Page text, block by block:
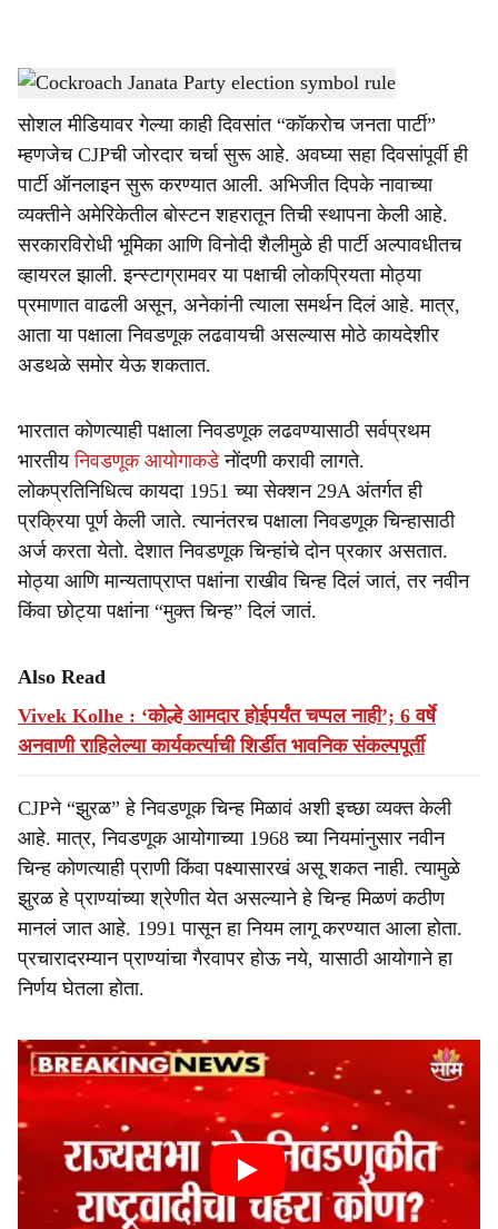
a
r
e
Cockroach Janata Party election symbol rule-Sarkarnama
सोशल मीडियावर गेल्या काही दिवसांत “कॉकरोच जनता पार्टी”
म्हणजेच CJPची जोरदार चर्चा सुरू आहे. अवघ्या सहा दिवसांपूर्वी ही
पार्टी ऑनलाइन सुरू करण्यात आली. अभिजीत दिपके नावाच्या
व्यक्तीने अमेरिकेतील बोस्टन शहरातून तिची स्थापना केली आहे.
सरकारविरोधी भूमिका आणि विनोदी शैलीमुळे ही पार्टी अल्पावधीतच
व्हायरल झाली. इन्स्टाग्रामवर या पक्षाची लोकप्रियता मोठ्या
प्रमाणात वाढली असून, अनेकांनी त्याला समर्थन दिलं आहे. मात्र,
आता या पक्षाला निवडणूक लढवायची असल्यास मोठे कायदेशीर
अडथळे समोर येऊ शकतात.
भारतात कोणत्याही पक्षाला निवडणूक लढवण्यासाठी सर्वप्रथम
भारतीयनिवडणूक आयोगाकडेनोंदणी करावी लागते.
लोकप्रतिनिधित्व कायदा 1951 च्या सेक्शन 29A अंतर्गत ही
प्रक्रिया पूर्ण केली जाते. त्यानंतरच पक्षाला निवडणूक चिन्हासाठी
अर्ज करता येतो. देशात निवडणूक चिन्हांचे दोन प्रकार असतात.
मोठ्या आणि मान्यताप्राप्त पक्षांना राखीव चिन्ह दिलं जातं, तर नवीन
किंवा छोट्या पक्षांना “मुक्त चिन्ह” दिलं जातं.
Also Read
Vivek Kolhe : ‘कोल्हे आमदार होईपर्यंत चप्पल नाही’; 6 वर्षे
अनवाणी राहिलेल्या कार्यकर्त्याची शिर्डीत भावनिक संकल्पपूर्ती
CJPने “झुरळ” हे निवडणूक चिन्ह मिळावं अशी इच्छा व्यक्त केली
आहे. मात्र, निवडणूक आयोगाच्या 1968 च्या नियमांनुसार नवीन
चिन्ह कोणत्याही प्राणी किंवा पक्ष्यासारखं असू शकत नाही. त्यामुळे
झुरळ हे प्राण्यांच्या श्रेणीत येत असल्याने हे चिन्ह मिळणं कठीण
मानलं जात आहे. 1991 पासून हा नियम लागू करण्यात आला होता.
प्रचारादरम्यान प्राण्यांचा गैरवापर होऊ नये, यासाठी आयोगाने हा
निर्णय घेतला होता.